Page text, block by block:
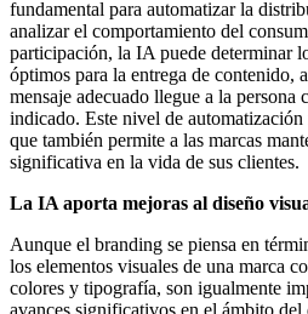
fundamental para automatizar la
analizar el comportamiento del
participación, la IA puede determinar
óptimos para la entrega de contenido,
mensaje adecuado llegue a la persona
indicado. Este nivel de
que también permite a las marcas
significativa en la vida de sus clientes.
La IA aporta mejoras al diseño
Aunque el branding se piensa en
los elementos visuales de una marca
colores y tipografía, son igualmente
avances significativos en el ámbito